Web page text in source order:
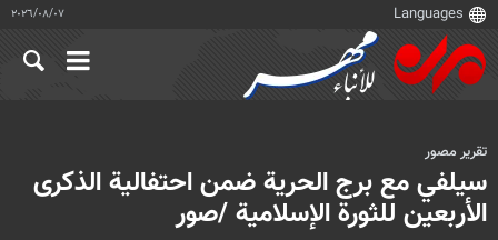
٠٧‏/٠٨‏/٢٠٢٦
تقرير مصور
سيلفي مع برج الحرية ضمن احتفالية الذكرى
الأربعين للثورة الإسلامية /صور